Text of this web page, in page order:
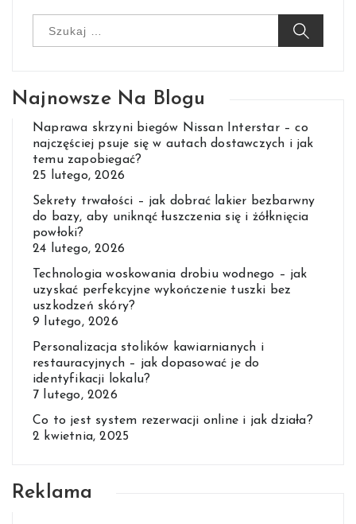
Najnowsze Na Blogu
Naprawa skrzyni biegów Nissan Interstar – co
najczęściej psuje się w autach dostawczych i jak
temu zapobiegać?
25 lutego, 2026
Sekrety trwałości – jak dobrać lakier bezbarwny
do bazy, aby uniknąć łuszczenia się i żółknięcia
powłoki?
24 lutego, 2026
Technologia woskowania drobiu wodnego – jak
uzyskać perfekcyjne wykończenie tuszki bez
uszkodzeń skóry?
9 lutego, 2026
Personalizacja stolików kawiarnianych i
restauracyjnych – jak dopasować je do
identyfikacji lokalu?
7 lutego, 2026
Co to jest system rezerwacji online i jak działa?
2 kwietnia, 2025
Reklama